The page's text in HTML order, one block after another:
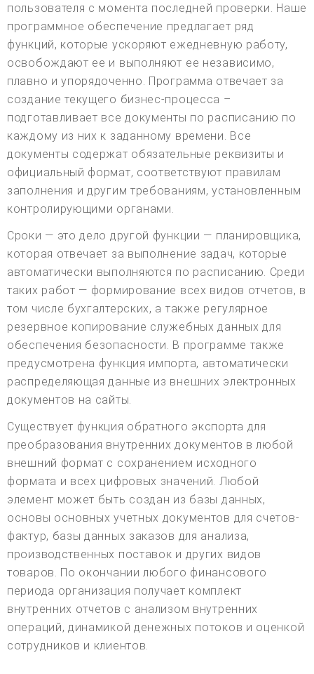
пользователя с момента последней проверки. Наше
программное обеспечение предлагает ряд
функций, которые ускоряют ежедневную работу,
освобождают ее и выполняют ее независимо,
плавно и упорядоченно. Программа отвечает за
создание текущего бизнес-процесса –
подготавливает все документы по расписанию по
каждому из них к заданному времени. Все
документы содержат обязательные реквизиты и
официальный формат, соответствуют правилам
заполнения и другим требованиям, установленным
контролирующими органами.
Сроки — это дело другой функции — планировщика,
которая отвечает за выполнение задач, которые
автоматически выполняются по расписанию. Среди
таких работ — формирование всех видов отчетов, в
том числе бухгалтерских, а также регулярное
резервное копирование служебных данных для
обеспечения безопасности. В программе также
предусмотрена функция импорта, автоматически
распределяющая данные из внешних электронных
документов на сайты.
Существует функция обратного экспорта для
преобразования внутренних документов в любой
внешний формат с сохранением исходного
формата и всех цифровых значений. Любой
элемент может быть создан из базы данных,
основы основных учетных документов для счетов-
фактур, базы данных заказов для анализа,
производственных поставок и других видов
товаров. По окончании любого финансового
периода организация получает комплект
внутренних отчетов с анализом внутренних
операций, динамикой денежных потоков и оценкой
сотрудников и клиентов.